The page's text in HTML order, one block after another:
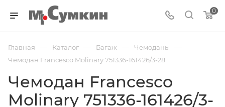
0
Главная — Каталог — Багаж — Чемоданы —
Чемодан Francesco Molinary 751336-161426/3-28
Чемодан Francesco
Molinary 751336-161426/3-